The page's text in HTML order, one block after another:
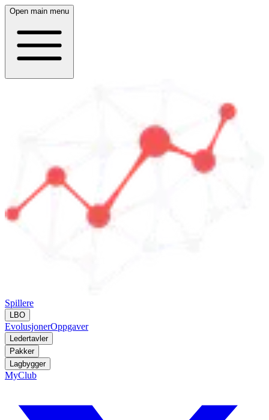
Open main menu
Spillere
LBO
EvolusjonerOppgaver
Ledertavler
Pakker
Lagbygger
MyClub